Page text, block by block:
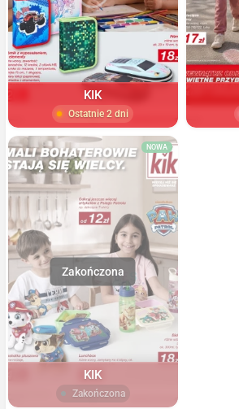
KIK
Ostatnie 2 dni
NOWA
KIK
Zakończona